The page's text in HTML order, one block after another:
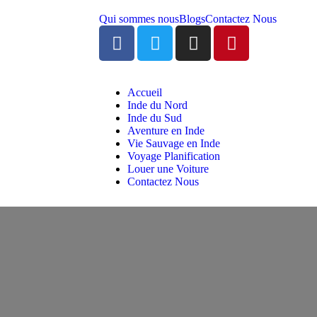
Qui sommes nousBlogsContactez Nous
Accueil
Inde du Nord
Inde du Sud
Aventure en Inde
Vie Sauvage en Inde
Voyage Planification
Louer une Voiture
Contactez Nous